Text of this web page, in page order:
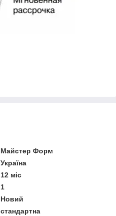
Майстер Форм
Україна
12 міс
1
Новий
стандартна